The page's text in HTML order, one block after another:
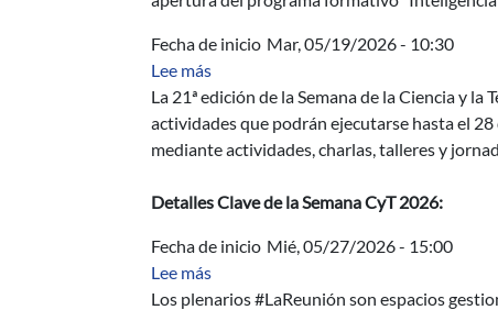
Fecha de inicio Mar, 05/19/2026 - 10:30
Lee mássobre Semana de la Ciencia y la
La 21ª edición de la Semana de la Ciencia y
actividades que podrán ejecutarse hasta el
mediante actividades, charlas, talleres y
Detalles Clave de la Semana CyT 2026:
Fecha de inicio Mié, 05/27/2026 - 15:00
Lee mássobre Plenario #LaReunión en Fing:
Los plenarios #LaReunión son espacios